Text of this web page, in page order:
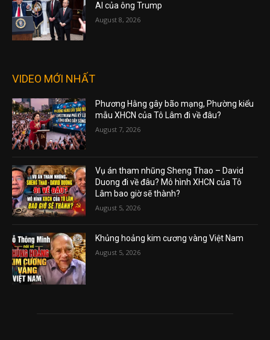
AI của ông Trump
August 8, 2026
VIDEO MỚI NHẤT
Phương Hằng gây bão mạng, Phường kiểu
mẫu XHCN của Tô Lâm đi về đâu?
August 7, 2026
Vụ án tham nhũng Sheng Thao – David
Duong đi về đâu? Mô hình XHCN của Tô
Lâm bao giờ sẽ thành?
August 5, 2026
Khủng hoảng kim cương vàng Việt Nam
August 5, 2026